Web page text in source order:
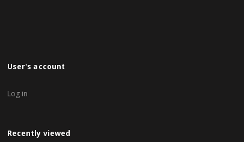
User's account
Log in
Recently viewed